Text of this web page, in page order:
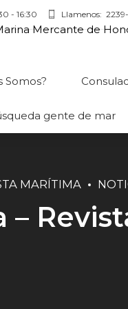
- 16:30 Llamenos:
Somos?
gente de mar
MARÍTIMA
–